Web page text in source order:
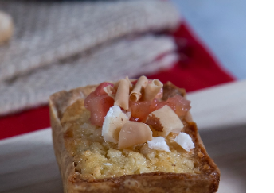
DISTRIBUIDORES E REPRESENTANTES
AGENDA DE CURSOS